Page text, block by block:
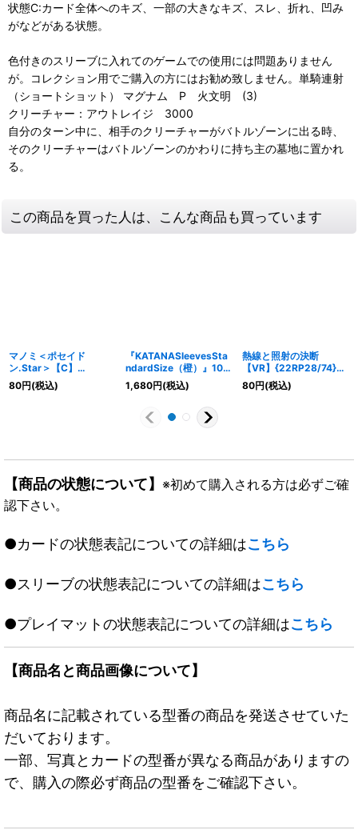
状態C:カード全体へのキズ、一部の大きなキズ、スレ、折れ、凹み
がなどがある状態。
色付きのスリーブに入れてのゲームでの使用には問題ありません
が。コレクション用でご購入の方にはお勧め致しません。単騎連射
（ショートショット） マグナム P 火文明 (3)
クリーチャー：アウトレイジ 3000
自分のターン中に、相手のクリーチャーがバトルゾーンに出る時、
そのクリーチャーはバトルゾーンのかわりに持ち主の墓地に置かれ
る。
この商品を買った人は、こんな商品も買っています
マノミ＜ポセイド
ン.Star＞【C】
{RP1965/95}《水》
80円(税込)
『KATANASleevesSta
ndardSize（橙）』100
枚入り【サプライ】{-}
《-》
1,680円(税込)
熱線と照射の決断
【VR】{22RP28/74}
《多》
80円(税込)
【商品の状態について】 ※初めて購入される方は必ずご確
認下さい。
●カードの状態表記についての詳細はこちら
●スリーブの状態表記についての詳細はこちら
●プレイマットの状態表記についての詳細はこちら
【商品名と商品画像について】
商品名に記載されている型番の商品を発送させていた
だいております。
一部、写真とカードの型番が異なる商品がありますの
で、購入の際必ず商品の型番をご確認下さい。